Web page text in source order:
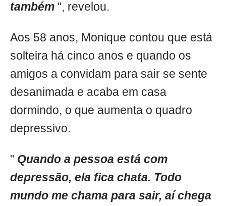
também ", revelou.
Aos 58 anos, Monique contou que está
solteira há cinco anos e quando os
amigos a convidam para sair se sente
desanimada e acaba em casa
dormindo, o que aumenta o quadro
depressivo.
" Quando a pessoa está com
depressão, ela fica chata. Todo
mundo me chama para sair, aí chega